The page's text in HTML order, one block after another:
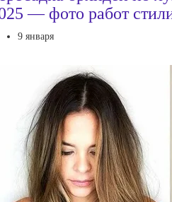
— фото работ
9 января